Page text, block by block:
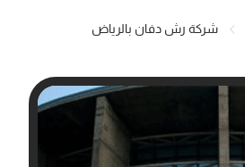
شركة رش دفان بالرياض